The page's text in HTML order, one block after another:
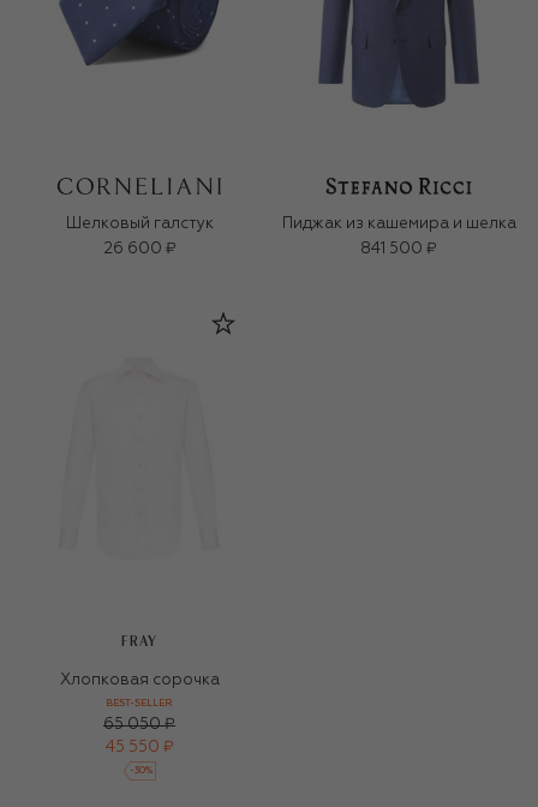
Шелковый галстук
26 600 ₽
Пиджак из кашемира и шелка
841 500 ₽
FRAY
Хлопковая сорочка
BEST-SELLER
65 050 ₽
45 550 ₽
-30%